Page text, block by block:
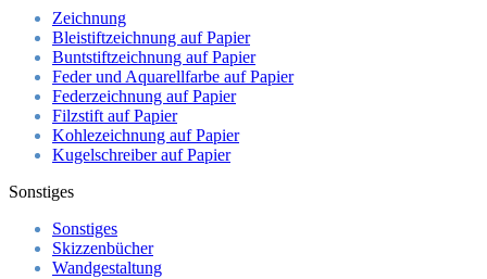
Zeichnung
Bleistiftzeichnung auf Papier
Buntstiftzeichnung auf Papier
Feder und Aquarellfarbe auf Papier
Federzeichnung auf Papier
Filzstift auf Papier
Kohlezeichnung auf Papier
Kugelschreiber auf Papier
Sonstiges
Sonstiges
Skizzenbücher
Wandgestaltung